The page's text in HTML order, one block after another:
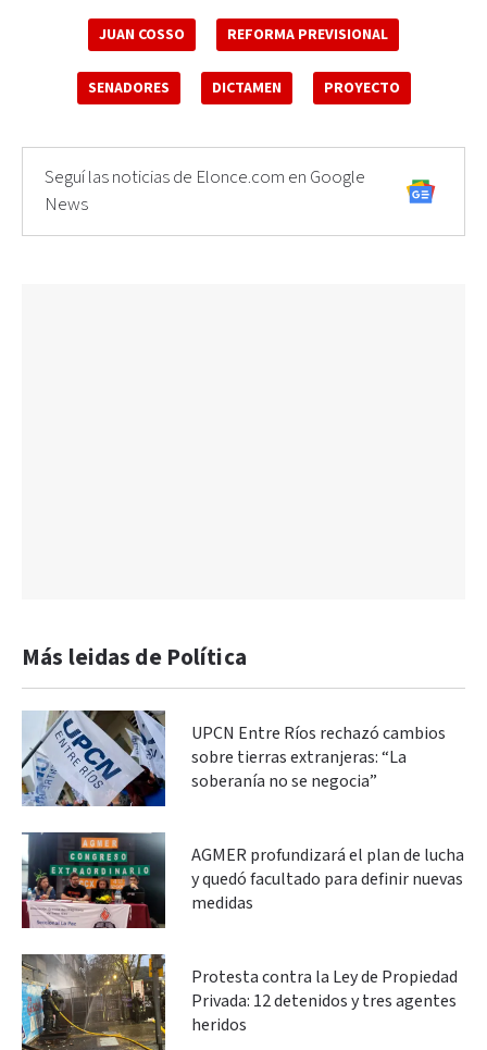
JUAN COSSO REFORMA PREVISIONAL
SENADORES DICTAMEN PROYECTO
Seguí las noticias de Elonce.com en Google
News
Más leidas de Política
UPCN Entre Ríos rechazó cambios
sobre tierras extranjeras: “La
soberanía no se negocia”
AGMER profundizará el plan de lucha
y quedó facultado para definir nuevas
medidas
Protesta contra la Ley de Propiedad
Privada: 12 detenidos y tres agentes
heridos